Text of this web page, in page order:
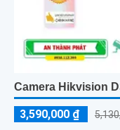
Camera Hikvision
3,590,000 ₫